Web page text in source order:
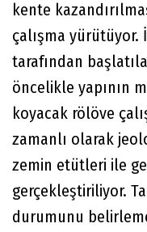
kente
çalışma yürütüyor.
tarafından
öncelikle yapının
koyacak rölöve
zamanlı olarak
zemin etütleri ile
gerçekleştiriliyor.
durumunu